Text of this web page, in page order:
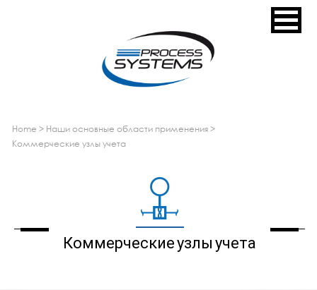
home > наши основные области применения>
коммерческие узлы учета
Коммерческие узлы учета